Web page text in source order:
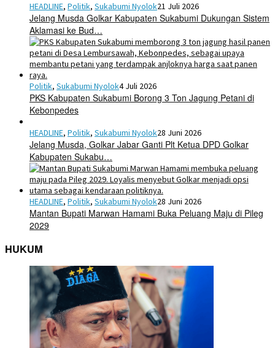
HEADLINE, Politik, Sukabumi Nyolok21 Juli 2026
Jelang Musda Golkar Kabupaten Sukabumi Dukungan Sistem
Aklamasi ke Bud…
Politik, Sukabumi Nyolok4 Juli 2026
PKS Kabupaten Sukabumi Borong 3 Ton Jagung Petani di
Kebonpedes
HEADLINE, Politik, Sukabumi Nyolok28 Juni 2026
Jelang Musda, Golkar Jabar Ganti Plt Ketua DPD Golkar
Kabupaten Sukabu…
HEADLINE, Politik, Sukabumi Nyolok28 Juni 2026
Mantan Bupati Marwan Hamami Buka Peluang Maju di Pileg
2029
HUKUM